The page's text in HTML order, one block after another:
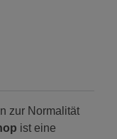
zur Normalität
ist eine